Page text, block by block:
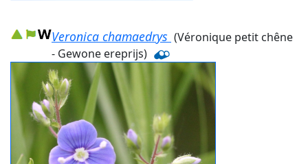
Veronica chamaedrys (Véronique petit chêne
- Gewone ereprijs)